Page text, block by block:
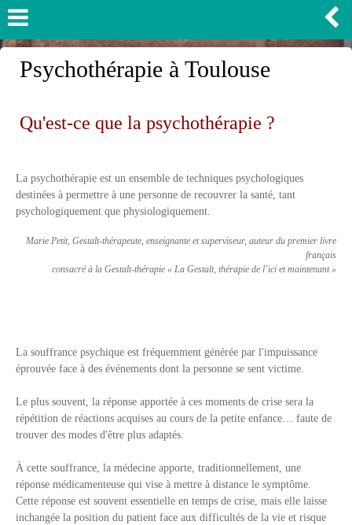
Psychothérapie à Toulouse
Qu'est-ce que la psychothérapie ?
La psychothérapie est un ensemble de techniques psychologiques
destinées à permettre à une personne de recouvrer la santé, tant
psychologiquement que physiologiquement.
Marie Petit, Gestalt-thérapeute, enseignante et superviseur, auteur du premier livre
français
consacré à la Gestalt-thérapie « La Gestalt, thérapie de l’ici et maintenant »
La souffrance psychique est fréquemment générée par l'impuissance
éprouvée face à des événements dont la personne se sent victime.
Le plus souvent, la réponse apportée à ces moments de crise sera la
répétition de réactions acquises au cours de la petite enfance… faute de
trouver des modes d'être plus adaptés.
À cette souffrance, la médecine apporte, traditionnellement, une
réponse médicamenteuse qui vise à mettre à distance le symptôme.
Cette réponse est souvent essentielle en temps de crise, mais elle laisse
inchangée la position du patient face aux difficultés de la vie et risque